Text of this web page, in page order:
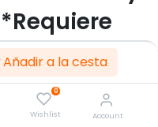
Añadir a la cesta
0
Wishlist Account